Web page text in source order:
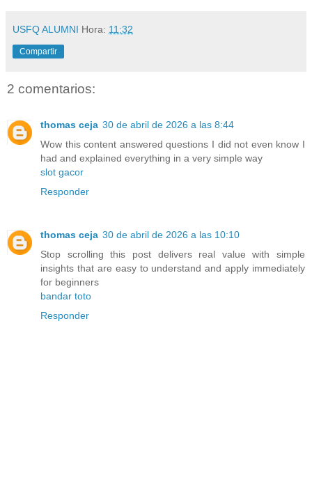
USFQ ALUMNI Hora: 11:32
Compartir
2 comentarios:
thomas ceja 30 de abril de 2026 a las 8:44
Wow this content answered questions I did not even know I
had and explained everything in a very simple way
slot gacor
Responder
thomas ceja 30 de abril de 2026 a las 10:10
Stop scrolling this post delivers real value with simple
insights that are easy to understand and apply immediately
for beginners
bandar toto
Responder